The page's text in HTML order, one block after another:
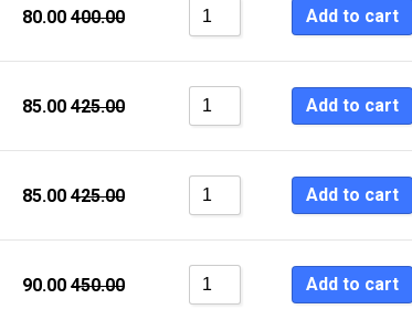
80.00 400.00 Add to cart
85.00 425.00 Add to cart
85.00 425.00 Add to cart
90.00 450.00 Add to cart